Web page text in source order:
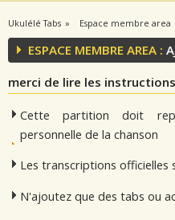
Ukulélé Tabs Espace membre area
ESPACE MEMBRE AREA :
merci de lire les
Cette partition doit
personnelle de la chanson
Les transcriptions
N'ajoutez que des tabs ou